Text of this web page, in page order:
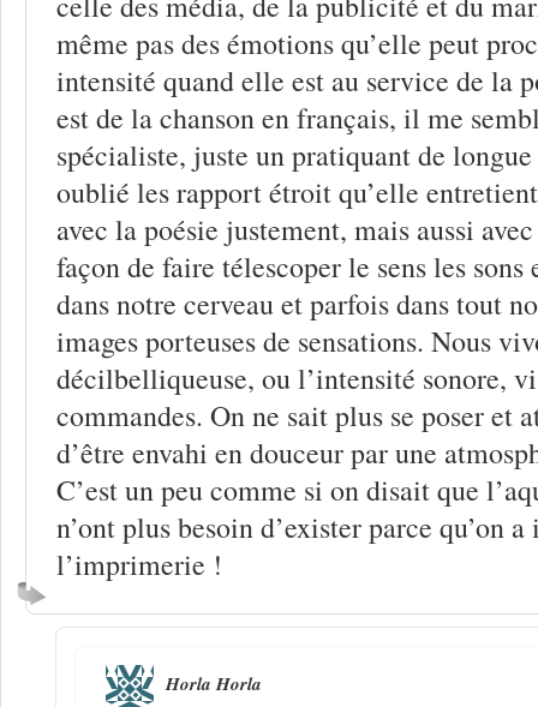
même pas des émotions qu’elle peut
intensité quand elle est au service de la
est de la chanson en français, il me
spécialiste, juste un pratiquant de longue
oublié les rapport étroit qu’elle
avec la poésie justement, mais aussi
façon de faire télescoper le sens les
dans notre cerveau et parfois dans tout
images porteuses de sensations. Nous
décilbelliqueuse, ou l’intensité sonore,
commandes. On ne sait plus se poser et
d’être envahi en douceur par une
C’est un peu comme si on disait que
n’ont plus besoin d’exister parce qu’on a
l’imprimerie !
Horla Horla